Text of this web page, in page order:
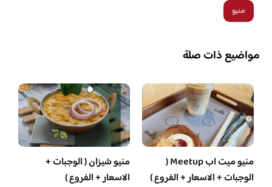
منيو
مواضيع ذات صلة
منيو ميت اب Meetup (
الوجبات + الاسعار + الفروع )
منيو شيزان ( الوجبات +
الاسعار + الفروع )